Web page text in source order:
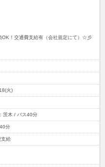
OK！交通費支給有（会社規定にて）☆彡
火)
茨木 / バス40分
分
給